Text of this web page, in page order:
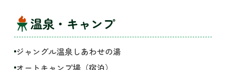
温泉・キャンプ
ジャングル温泉しあわせの湯